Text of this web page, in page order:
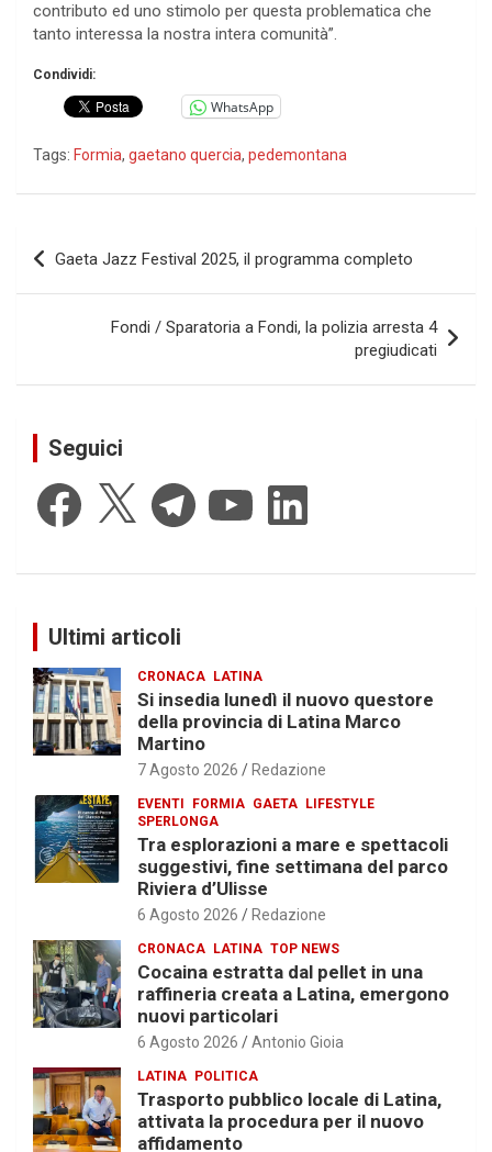
contributo ed uno stimolo per questa problematica che
tanto interessa la nostra intera comunità”.
Condividi:
WhatsApp
Tags: Formia, gaetano quercia, pedemontana
Navigazione
articoli
Gaeta Jazz Festival 2025, il programma completo
Fondi / Sparatoria a Fondi, la polizia arresta 4
pregiudicati
Seguici
Facebook Telegram YouTube LinkedIn
Ultimi articoli
CRONACA LATINA
Si insedia lunedì il nuovo questore
della provincia di Latina Marco
Martino
7 Agosto 2026 Redazione
EVENTI FORMIA GAETA LIFESTYLE
SPERLONGA
Tra esplorazioni a mare e spettacoli
suggestivi, fine settimana del parco
Riviera d’Ulisse
6 Agosto 2026 Redazione
CRONACA LATINA TOP NEWS
Cocaina estratta dal pellet in una
raffineria creata a Latina, emergono
nuovi particolari
6 Agosto 2026 Antonio Gioia
LATINA POLITICA
Trasporto pubblico locale di Latina,
attivata la procedura per il nuovo
affidamento